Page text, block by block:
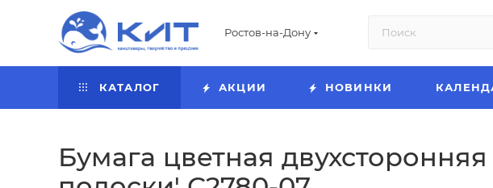
Ростов-на-Дону
КАТАЛОГ АКЦИИ НОВИНКИ
Бумага цветная